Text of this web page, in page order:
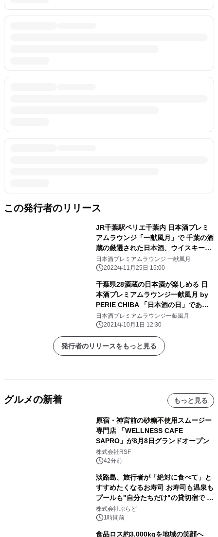
この発行者のリリース
JR千葉駅ペリエ千葉内 日本酒プレミ
アムラウンジ「一献風月」で 千葉の酒
蔵の厳選された日本酒、ウイスキー、
果実リキュールが 飲み放題に新登場！
12月1日(木)から期間限定で提供
日本酒プレミアムラウンジ 一献風月
2022年11月25日 15:00
千葉県28酒蔵の日本酒が楽しめる 日
本酒プレミアムラウンジ一献風月 by
PERIE CHIBA 「日本酒の日」である
10月1日(金)より酒類提供を再開
日本酒プレミアムラウンジ一献風月
2021年10月1日 12:30
発行者のリリースをもっと見る
グルメの新着 もっと見る
原宿・神宮前の砂糖不使用スムージー
専門店 「WELLNESS CAFE
SAPRO」が8月8日グランドオープン
株式会社RSF
42分前
淡路島、旅行者が「絶対に食べて」と
すすめたくなるお寿司 お寿司も温泉も
プールも"自分たちだけ"の貸切宿で 1
日1組限定「岩屋温泉 絵島別庭 海と
森」の握り寿司プラン
株式会社ぷらど
1時間前
食品ロス約3,000kgを地域の笑顔へ